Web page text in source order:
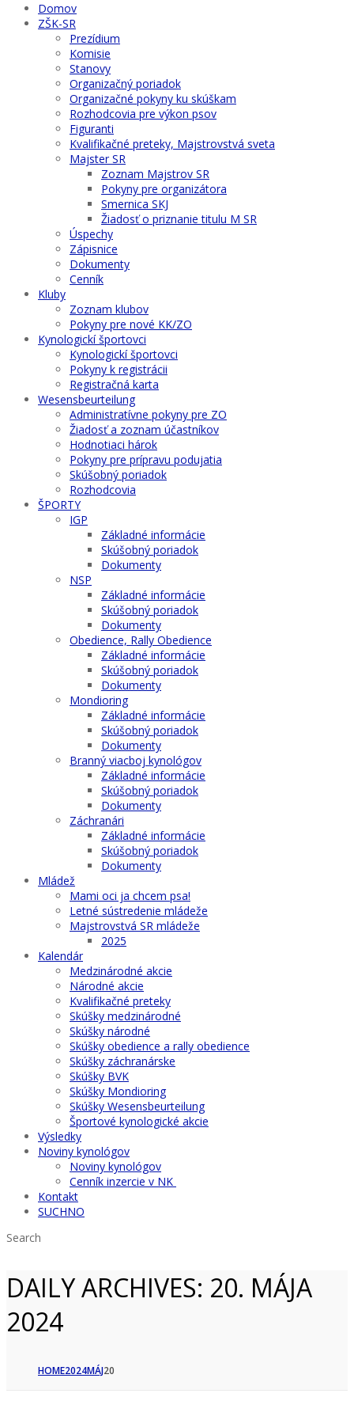
Domov
ZŠK-SR
Prezídium
Komisie
Stanovy
Organizačný poriadok
Organizačné pokyny ku skúškam
Rozhodcovia pre výkon psov
Figuranti
Kvalifikačné preteky, Majstrovstvá sveta
Majster SR
Zoznam Majstrov SR
Pokyny pre organizátora
Smernica SKJ
Žiadosť o priznanie titulu M SR
Úspechy
Zápisnice
Dokumenty
Cenník
Kluby
Zoznam klubov
Pokyny pre nové KK/ZO
Kynologickí športovci
Kynologickí športovci
Pokyny k registrácii
Registračná karta
Wesensbeurteilung
Administratívne pokyny pre ZO
Žiadosť a zoznam účastníkov
Hodnotiaci hárok
Pokyny pre prípravu podujatia
Skúšobný poriadok
Rozhodcovia
ŠPORTY
IGP
Základné informácie
Skúšobný poriadok
Dokumenty
NSP
Základné informácie
Skúšobný poriadok
Dokumenty
Obedience, Rally Obedience
Základné informácie
Skúšobný poriadok
Dokumenty
Mondioring
Základné informácie
Skúšobný poriadok
Dokumenty
Branný viacboj kynológov
Základné informácie
Skúšobný poriadok
Dokumenty
Záchranári
Základné informácie
Skúšobný poriadok
Dokumenty
Mládež
Mami oci ja chcem psa!
Letné sústredenie mládeže
Majstrovstvá SR mládeže
2025
Kalendár
Medzinárodné akcie
Národné akcie
Kvalifikačné preteky
Skúšky medzinárodné
Skúšky národné
Skúšky obedience a rally obedience
Skúšky záchranárske
Skúšky BVK
Skúšky Mondioring
Skúšky Wesensbeurteilung
Športové kynologické akcie
Výsledky
Noviny kynológov
Noviny kynológov
Cenník inzercie v NK
Kontakt
SUCHNO
Search
DAILY ARCHIVES: 20. MÁJA
2024
HOME2024MÁJ20